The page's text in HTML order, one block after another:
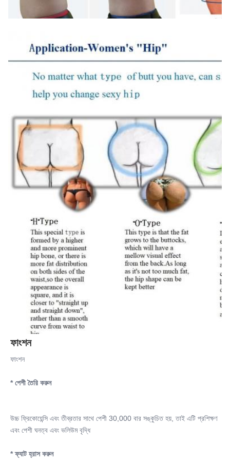
ফাংশন
ফাংশন
* পেশী তৈরি করুন
উচ্চ ফ্রিকোয়েন্সি এবং তীব্রতার সাথে পেশী 30,000 বার সঙ্কুচিত হয়, তাই এটি প্রশিক্ষণ
এবং পেশী ঘনত্ব এবং ভলিউম বৃদ্ধি
* ফ্যাট হ্রাস করুন